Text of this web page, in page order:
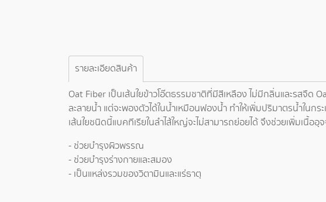
รายละเอียดสินค้า
Oat Fiber เป็นเส้นใยข้าวโอ๊ตธรรมชาติที่มีสีเหลือง ไม่มีกลิ่นและรสจืด
ละลายน้ำ แต่จะพองตัวได้ในน้ำเหมือนฟองน้ำ ทำให้เพิ่มปริมาตรน้ำในกร
เส้นใยชนิดนี้แบคทีเรียในลำไส้ใหญ่จะไม่สามารถย่อยได้ จึงช่วยเพิ่มเนื้
- ช่วยบำรุงผิวพรรณ
- ช่วยบำรุงร่างกายและสมอง
- เป็นแหล่งรวมของวิตามินและแร่ธาตุ